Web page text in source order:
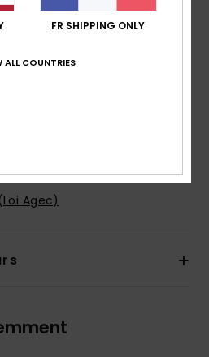
Agec)
FR SHIPPING ONLY
ALL COUNTRIES